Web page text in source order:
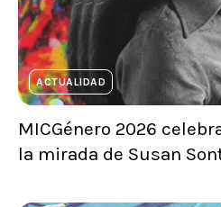
ACTUALIDAD
MICGénero 2026
la mirada de Susan